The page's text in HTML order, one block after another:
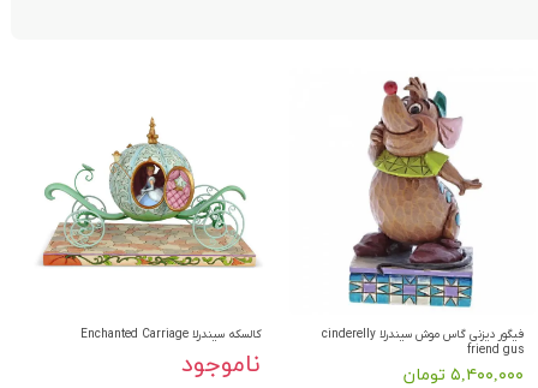
فیگور دیزنی گاس موش سیندرلا cinderelly
friend gus
۵,۴۰۰,۰۰۰ تومان
کالسکه سیندرلا Enchanted Carriage
ناموجود